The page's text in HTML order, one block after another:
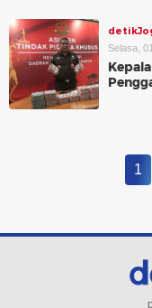
Selasa,
1